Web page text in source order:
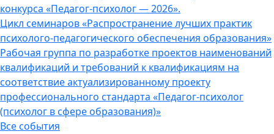
конкурса «Педагог-психолог — 2026».
Цикл семинаров «Распространение лучших практик
психолого-педагогического обеспечения образования»
Рабочая группа по разработке проектов наименований
квалификаций и требований к квалификациям на
соответствие актуализированному проекту
профессионального стандарта «Педагог-психолог
(психолог в сфере образования)»
Все события